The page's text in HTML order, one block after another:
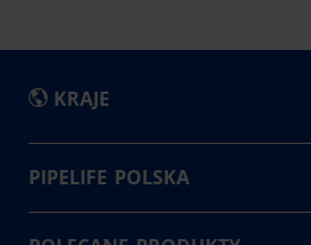
KRAJE
International
Austria
Finlandia
PIPELIFE POLSKA
Firma Pipelife, zajmująca się
rurowych z tworzyw sztucznych